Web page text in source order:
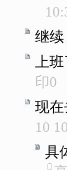
继续
上
印0
现
10
具